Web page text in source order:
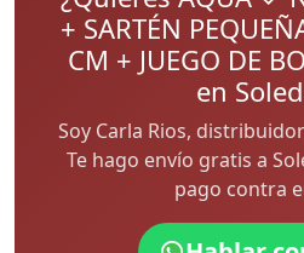
+ SARTÉN
CM + JUEGO DE
en
Soy Carla Rios,
Te hago envío gratis a
pago contra